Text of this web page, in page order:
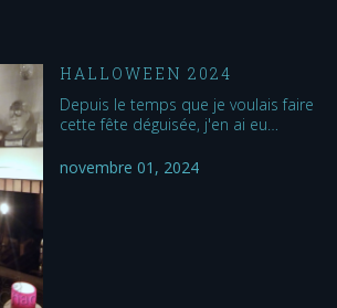
HALLOWEEN 2024
Depuis le temps que je voulais faire
cette fête déguisée, j'en ai eu…
novembre 01, 2024